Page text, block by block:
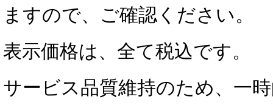
ますので、ご確認ください。
表示価格は、全て税込です。
サービス品質維持のため、一